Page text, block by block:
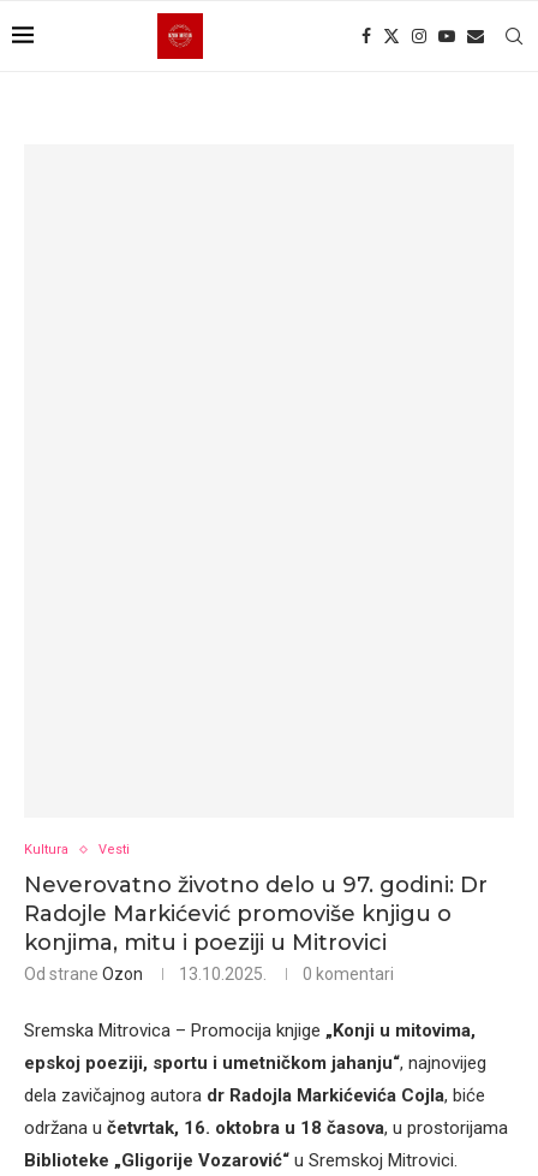
Kultura Vesti
Neverovatno životno delo u 97. godini: Dr
Radojle Markićević promoviše knjigu o
konjima, mitu i poeziji u Mitrovici
Od strane Ozon 13.10.2025. 0 komentari
Sremska Mitrovica – Promocija knjige „Konji u mitovima,
epskoj poeziji, sportu i umetničkom jahanju“, najnovijeg
dela zavičajnog autora dr Radojla Markićevića Cojla, biće
održana u četvrtak, 16. oktobra u 18 časova, u prostorijama
Biblioteke „Gligorije Vozarović“ u Sremskoj Mitrovici.